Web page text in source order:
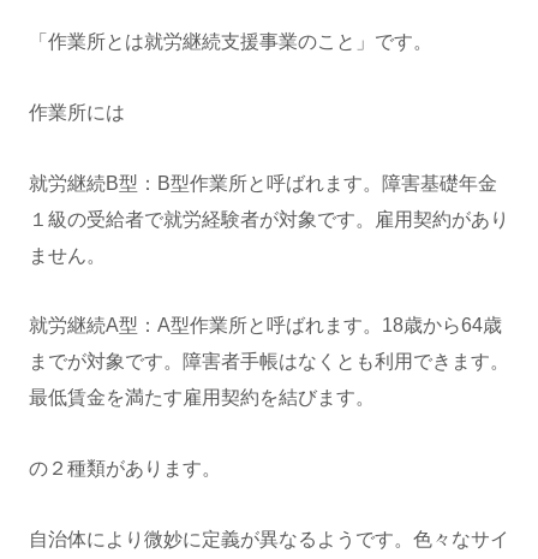
「作業所とは就労継続支援事業のこと」です。
作業所には
就労継続B型：B型作業所と呼ばれます。障害基礎年金
１級の受給者で就労経験者が対象です。雇用契約があり
ません。
就労継続A型：A型作業所と呼ばれます。18歳から64歳
までが対象です。障害者手帳はなくとも利用できます。
最低賃金を満たす雇用契約を結びます。
の２種類があります。
自治体により微妙に定義が異なるようです。色々なサイ